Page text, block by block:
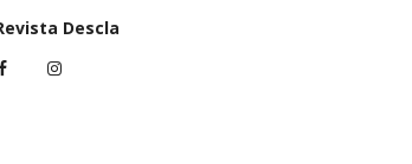
Descla
concerto de homenagem